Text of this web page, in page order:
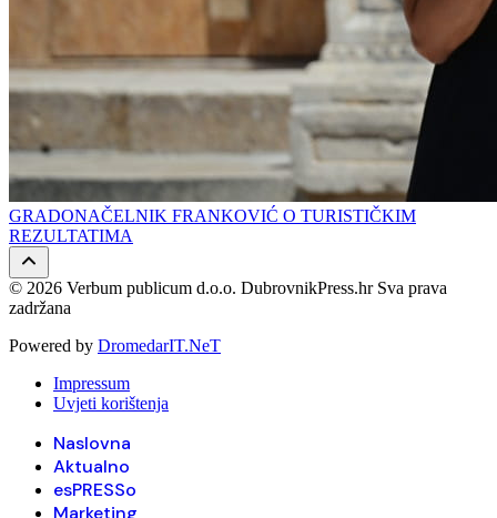
GRADONAČELNIK FRANKOVIĆ O TURISTIČKIM
REZULTATIMA
© 2026 Verbum publicum d.o.o. DubrovnikPress.hr Sva prava
zadržana
Powered by DromedarIT.NeT
Impressum
Uvjeti korištenja
Naslovna
Aktualno
esPRESSo
Marketing